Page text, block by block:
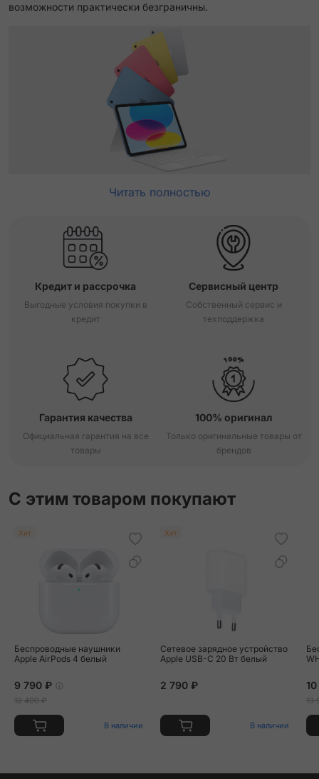
возможности практически безграничны.
Читать полностью
Кредит и рассрочка
Выгодные условия покупки в
кредит
Сервисный центр
Собственный сервис и
техподдержка
Гарантия качества
Официальная гарантия на все
товары
100% оригинал
Только оригинальные товары от
брендов
С этим товаром покупают
Хит
Беспроводные наушники
Apple AirPods 4 белый
9 790 ₽
12 490 ₽
В наличии
Хит
Сетевое зарядное устройство
Apple USB-C 20 Вт белый
2 790 ₽
В наличии
13